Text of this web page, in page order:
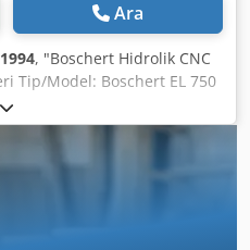
Ara
1994, "Boschert Hidrolik CNC
Tip/Model: Boschert EL 750
Yılı: 1994 Teknik Veriler
(Y ekseni): 750 mm
mm Maks. sac boyutu (ek
mm Performans Verileri ve
kuvveti: Standart olarak 280
12,7 mm Maks. delme
Maks. 100 vuruş/dakika